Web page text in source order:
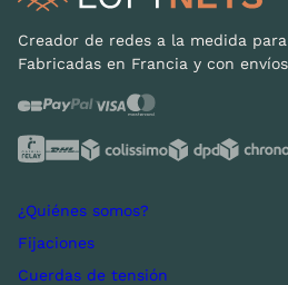
Creador de redes a la medida
Fabricadas en Francia y con
¿Quiénes somos?
Fijaciones
Cuerdas de tensión